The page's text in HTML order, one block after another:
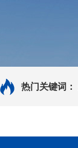
热门关键词：